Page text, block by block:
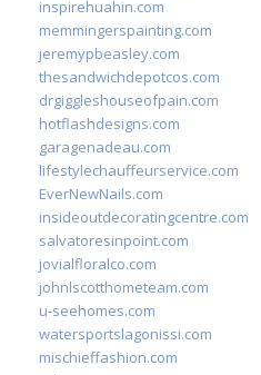
inspirehuahin.com
memmingerspainting.com
jeremypbeasley.com
thesandwichdepotcos.com
drgiggleshouseofpain.com
hotflashdesigns.com
garagenadeau.com
lifestylechauffeurservice.com
EverNewNails.com
insideoutdecoratingcentre.com
salvatoresinpoint.com
jovialfloralco.com
johnlscotthometeam.com
u-seehomes.com
watersportslagonissi.com
mischieffashion.com